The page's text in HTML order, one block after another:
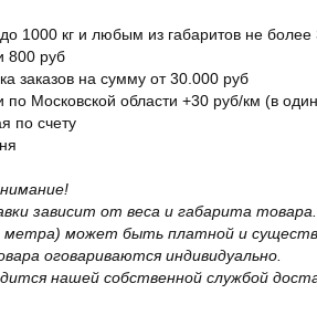
1000 кг и любым из габаритов не более
800 руб
заказов на сумму от 30.000 руб
по Московской области +30 руб/км (в
по счету
зависит от веса и габарита
метра) может быть платной и
оговариваются индивидуально.
нашей собственной службой